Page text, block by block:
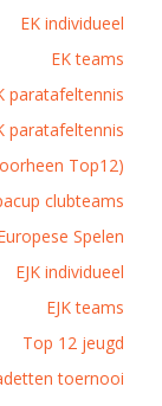
EK individueel
EK teams
paratafeltennis
paratafeltennis
Top12)
clubteams
Spelen
EJK individueel
EJK teams
Top 12 jeugd
toernooi